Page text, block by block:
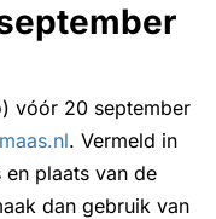
vóór 20 september
. Vermeld in
plaats van de
dan gebruik van